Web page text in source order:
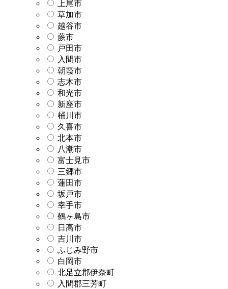
上尾市
草加市
越谷市
蕨市
戸田市
入間市
朝霞市
志木市
和光市
新座市
桶川市
久喜市
北本市
八潮市
富士見市
三郷市
蓮田市
坂戸市
幸手市
鶴ヶ島市
日高市
吉川市
ふじみ野市
白岡市
北足立郡伊奈町
入間郡三芳町